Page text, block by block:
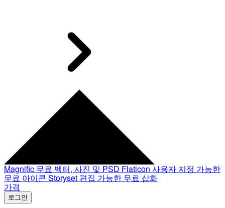
Magnific 무료 벡터, 사진 및 PSD Flaticon 사용자 지정 가능한
무료 아이콘 Storyset 편집 가능한 무료 삽화
가격
로그인